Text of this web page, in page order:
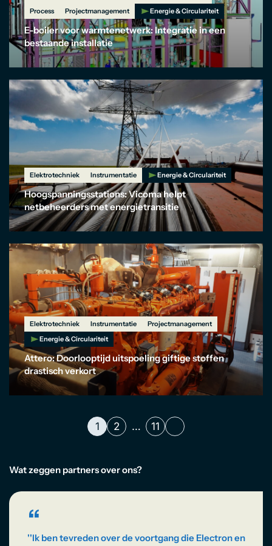
Process Projectmanagement Energie & Circulariteit
E-boiler voor warmtenetwerk: Integratie in een
bestaande installatie
Elektrotechniek Instrumentatie Energie & Circulariteit
Hoogspanningsstations: Vicoma helpt
netbeheerders met energietransitie
Elektrotechniek Instrumentatie
Projectmanagement
Energie & Circulariteit
Attero: Doorlooptijd uitspoeling giftige stoffen
drastisch verkort
1 2 … 11
Wat zeggen partners over ons?
“
''Ik ben tevreden over de voortgang die Electron en